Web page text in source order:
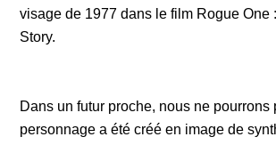
visage de 1977 dans le film Rogue One
Story.
Dans un futur proche, nous ne pourrons
personnage a été créé en image de